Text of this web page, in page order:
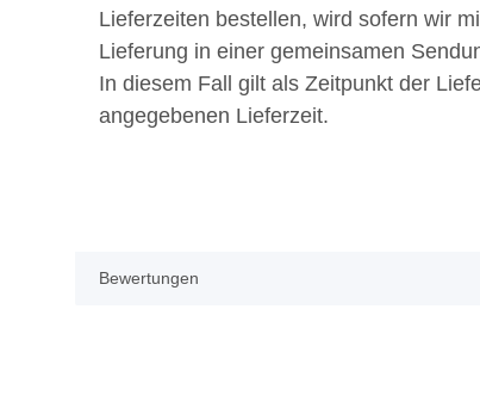
Lieferzeiten bestellen, wird sofern wir
Lieferung in einer gemeinsamen
In diesem Fall gilt als Zeitpunkt der
angegebenen Lieferzeit.
Bewertungen